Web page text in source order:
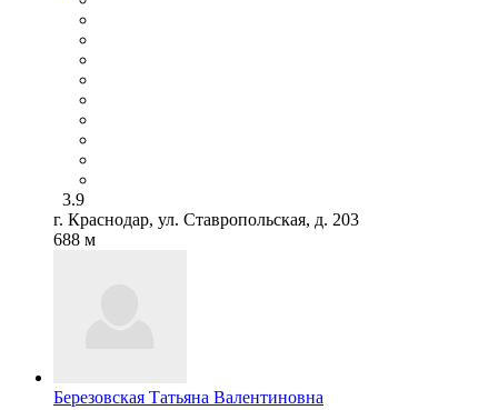
3.9
г. Краснодар, ул. Ставропольская, д. 203
688 м
Березовская Татьяна Валентиновна